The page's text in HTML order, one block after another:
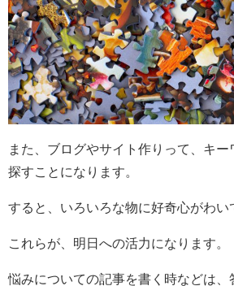
また、ブログやサイト作りって、キ
探すことになります。
すると、いろいろな物に好奇心がわい
これらが、明日への活力になります。
悩みについての記事を書く時などは、